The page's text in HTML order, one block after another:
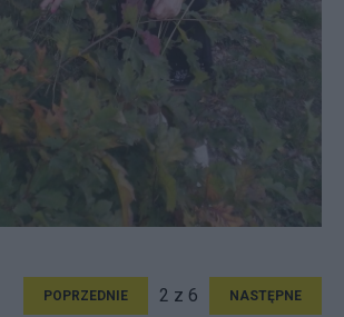
POPRZEDNIE 2 z 6 NASTĘPNE